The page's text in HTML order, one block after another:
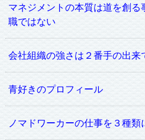
マネジメントの本質は道を創
職ではない
会社組織の強さは２番手の出来
青好きのプロフィール
ノマドワーカーの仕事を３種類